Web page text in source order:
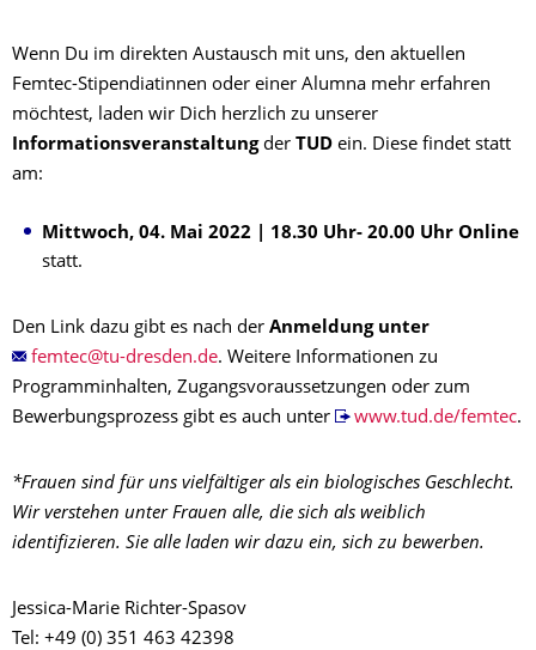
Wenn Du im direkten Austausch mit uns, den aktuellen
Femtec-Stipendiatinnen oder einer Alumna mehr erfahren
möchtest, laden wir Dich herzlich zu unserer
Informationsveranstaltungder TUD ein. Diese findet statt
am:
Mittwoch, 04. Mai 2022 | 18.30 Uhr- 20.00 Uhr Online
statt.
Den Link dazu gibt es nach der Anmeldung unter
. Weitere Informationen zu
Programminhalten, Zugangsvoraussetzungen oder zum
Bewerbungsprozess gibt es auch unter
www.tud.de/femtec.
*Frauen sind für uns vielfältiger als ein biologisches Geschlecht.
Wir verstehen unter Frauen alle, die sich als weiblich
identifizieren. Sie alle laden wir dazu ein, sich zu bewerben.
Jessica-Marie Richter-Spasov
Tel: +49 (0) 351 463 42398